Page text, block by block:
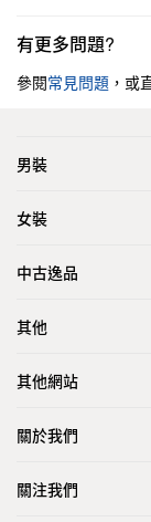
有更多問題?
參閱常見問題 ，或
男裝
女裝
中古逸品
其他
其他網站
關於我們
關注我們